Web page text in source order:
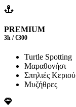
PREMIUM
3h / €300
Turtle Spotting
Μαραθονήσι
Σπηλιές Κεριού
Μυζήθρες